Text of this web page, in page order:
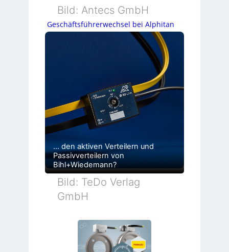
Bild: Antecs GmbH
Geschäftsführerwechsel bei Alphitan
… den aktiven Verteilern und
Passivverteilern von
Bihl+Wiedemann?
Bild: TeDo Verlag
GmbH